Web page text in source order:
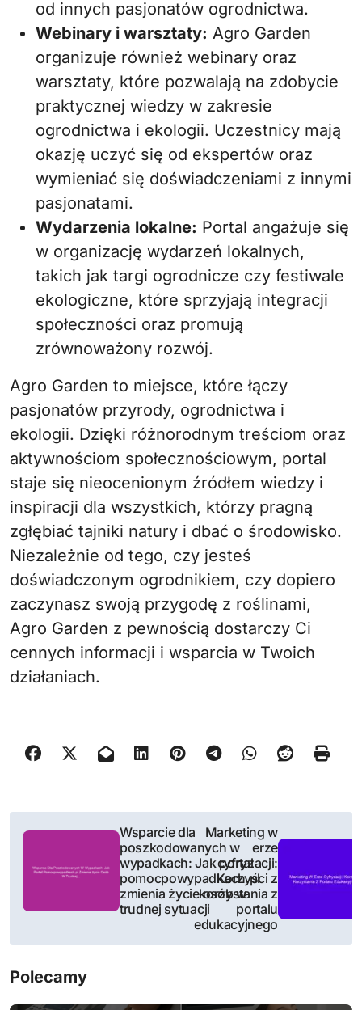
od innych pasjonatów ogrodnictwa.
Webinary i warsztaty: Agro Garden
organizuje również webinary oraz
warsztaty, które pozwalają na zdobycie
praktycznej wiedzy w zakresie
ogrodnictwa i ekologii. Uczestnicy mają
okazję uczyć się od ekspertów oraz
wymieniać się doświadczeniami z innymi
pasjonatami.
Wydarzenia lokalne: Portal angażuje się
w organizację wydarzeń lokalnych,
takich jak targi ogrodnicze czy festiwale
ekologiczne, które sprzyjają integracji
społeczności oraz promują
zrównoważony rozwój.
Agro Garden to miejsce, które łączy
pasjonatów przyrody, ogrodnictwa i
ekologii. Dzięki różnorodnym treściom oraz
aktywnościom społecznościowym, portal
staje się nieocenionym źródłem wiedzy i
inspiracji dla wszystkich, którzy pragną
zgłębiać tajniki natury i dbać o środowisko.
Niezależnie od tego, czy jesteś
doświadczonym ogrodnikiem, czy dopiero
zaczynasz swoją przygodę z roślinami,
Agro Garden z pewnością dostarczy Ci
cennych informacji i wsparcia w Twoich
działaniach.
N
a
Wsparcie dla
poszkodowanych w
wypadkach: Jak portal
pomocpowypadkach.pl
zmienia życie osób w
trudnej sytuacji
Marketing w
erze
cyfryzacji:
Korzyści z
korzystania z
portalu
edukacyjnego
Polecamy